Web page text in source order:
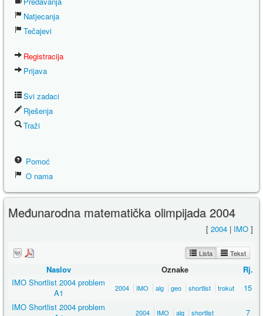
Natjecanja
Tečajevi
Registracija
Prijava
Svi zadaci
Rješenja
Traži
Pomoć
O nama
Međunarodna matematička olimpijada 2004
[ 2004 | IMO ]
Lista Tekst
Naslov Oznake
Rj.
IMO Shortlist 2004 problem
A1
2004 IMO alg geo shortlist trokut
15
IMO Shortlist 2004 problem
2004 IMO alg shortlist 7